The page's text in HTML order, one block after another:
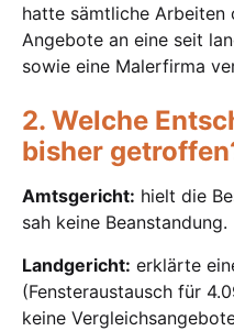
hatte sämtliche Arbeiten
Angebote an eine seit
sowie eine Malerfirma
2. Welche
bisher
Amtsgericht: hielt die
sah keine Beanstandung.
Landgericht: erklärte
(Fensteraustausch für
keine